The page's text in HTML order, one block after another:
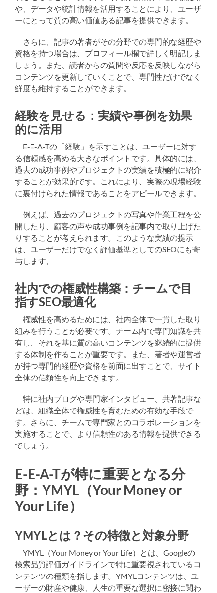
や、データや統計情報を活用することにより、ユーザ
ーにとって質の高い価値ある記事を提供できます。
さらに、記事の著者がその分野での専門的な経歴や
資格を持つ場合は、プロフィール欄で詳しく明記しま
しょう。また、読者からの質問や反応を反映しながら
コンテンツを更新していくことで、専門性だけでなく
鮮度も維持することができます。
経験を見せる：実績や事例を効果
的に活用
E-E-A-Tの「経験」を示すことは、ユーザーに対す
る信頼感を高める大きなポイントです。具体的には、
過去の成功事例やプロジェクトの実績を積極的に紹介
することが効果的です。これにより、実際の現場経験
に裏付けられた情報であることをアピールできます。
例えば、過去のプロジェクトの写真や作業工程を公
開したり、顧客の声や成功事例を記事内で取り上げた
りすることが考えられます。このような実績の提示
は、ユーザーだけでなく評価基準としてのSEOにも寄
与します。
社内での権威性構築：チームで目
指すSEO最適化
権威性を高めるためには、社内全体で一貫した取り
組みを行うことが必要です。チーム内で専門知識を共
有し、それを基に質の高いコンテンツを継続的に提供
する体制を作ることが重要です。また、著者や運営者
が持つ専門的経歴や資格を前面に出すことで、サイト
全体の信頼性を向上できます。
特に社内ブログや専門家インタビュー、共著記事な
どは、組織全体で権威性を育むための有効な手段で
す。さらに、チームで専門家とのコラボレーションを
実施することで、より信頼性のある情報を提供できる
でしょう。
E-E-A-Tが特に重要となる分
野：YMYL（Your Money or
Your Life）
YMYLとは？その特徴と対象分野
YMYL（Your Money or Your Life）とは、Googleの
検索品質評価ガイドラインで特に重要視されているコ
ンテンツの種類を指します。YMYLコンテンツは、ユ
ーザーの財産や健康、人生の重要な選択に密接に関わ